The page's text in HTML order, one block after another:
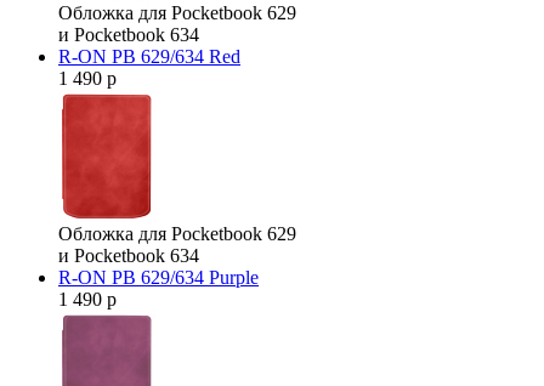
Обложка для Pocketbook 629
и Pocketbook 634
R-ON PB 629/634 Red
1 490 р
Обложка для Pocketbook 629
и Pocketbook 634
R-ON PB 629/634 Purple
1 490 р